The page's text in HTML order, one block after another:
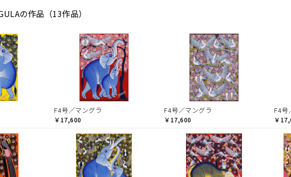
の作品（13作品）
F4号／マングラ
￥17,600
F4号／マングラ
￥17,600
F4号
￥